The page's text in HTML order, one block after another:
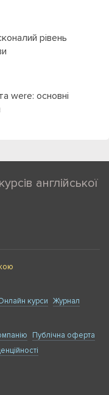
рівень
were: основні
англійської
курси Журнал
Публічна оферта